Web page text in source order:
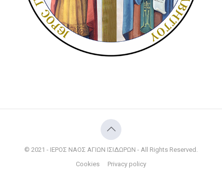
© 2021 - ΙΕΡΟΣ ΝΑΟΣ ΑΓΙΩΝ ΙΣΙΔΩΡΩΝ - All Rights Reserved.
Cookies
Privacy policy